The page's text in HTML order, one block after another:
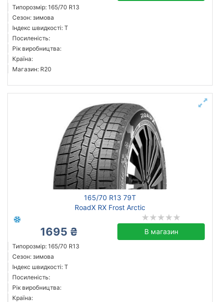
Типорозмір: 165/70 R13
Сезон: зимова
Індекс швидкості: T
Посиленість:
Рік виробництва:
Країна:
Магазин: R20
165/70 R13 79T
RoadX RX Frost Arctic
1695 ₴ В магазин
Типорозмір: 165/70 R13
Сезон: зимова
Індекс швидкості: T
Посиленість:
Рік виробництва:
Країна: